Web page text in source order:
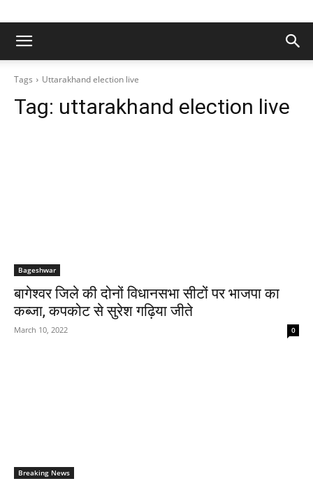
Tags Uttarakhand election live
Tag: uttarakhand election live
Bageshwar
बागेश्वर जिले की दोनों विधानसभा सीटों पर भाजपा का
कब्जा, कपकोट से सुरेश गढ़िया जीते
March 10, 2022 0
Breaking News